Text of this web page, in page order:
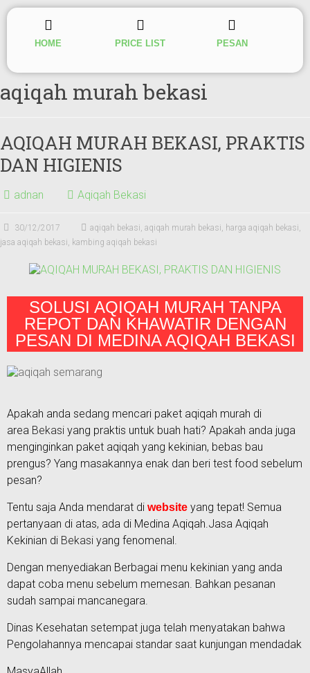
HOME PRICE LIST PESAN
aqiqah murah bekasi
AQIQAH MURAH BEKASI, PRAKTIS
DAN HIGIENIS
adnan Aqiqah Bekasi
30/12/2017 aqiqah bekasi, aqiqah murah bekasi, harga aqiqah bekasi,
jasa aqiqah bekasi, kambing aqiqah bekasi
SOLUSI AQIQAH MURAH TANPA
REPOT DAN KHAWATIR DENGAN
PESAN DI MEDINA AQIQAH BEKASI
Apakah anda sedang mencari paket aqiqah murah di
area Bekasi yang praktis untuk buah hati? Apakah anda juga
menginginkan paket aqiqah yang kekinian, bebas bau
prengus? Yang masakannya enak dan beri test food sebelum
pesan?
Tentu saja Anda mendarat di website yang tepat! Semua
pertanyaan di atas, ada di Medina Aqiqah.Jasa Aqiqah
Kekinian di Bekasi yang fenomenal.
Dengan menyediakan Berbagai menu kekinian yang anda
dapat coba menu sebelum memesan. Bahkan pesanan
sudah sampai mancanegara.
Dinas Kesehatan setempat juga telah menyatakan bahwa
Pengolahannya mencapai standar saat kunjungan mendadak